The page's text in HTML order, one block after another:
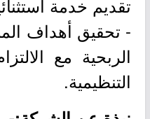
تقديم خدمة
- تحقيق أهداف
الربحية مع
التنظيمية.